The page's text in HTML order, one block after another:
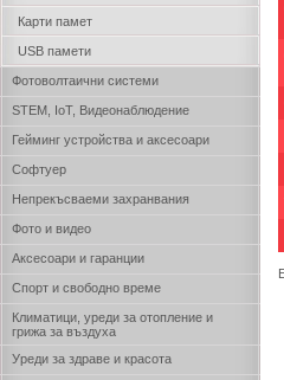
Карти памет
USB памети
Фотоволтаични системи
STEM, IoT, Видеонаблюдение
Гейминг устройства и аксесоари
Софтуер
Непрекъсваеми захранвания
Фото и видео
Аксесоари и гаранции
Спорт и свободно време
Климатици, уреди за отопление и
грижа за въздуха
Уреди за здраве и красота